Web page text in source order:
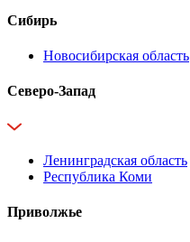
Сибирь
Новосибирская область
Северо-Запад
Ленинградская область
Республика Коми
Приволжье